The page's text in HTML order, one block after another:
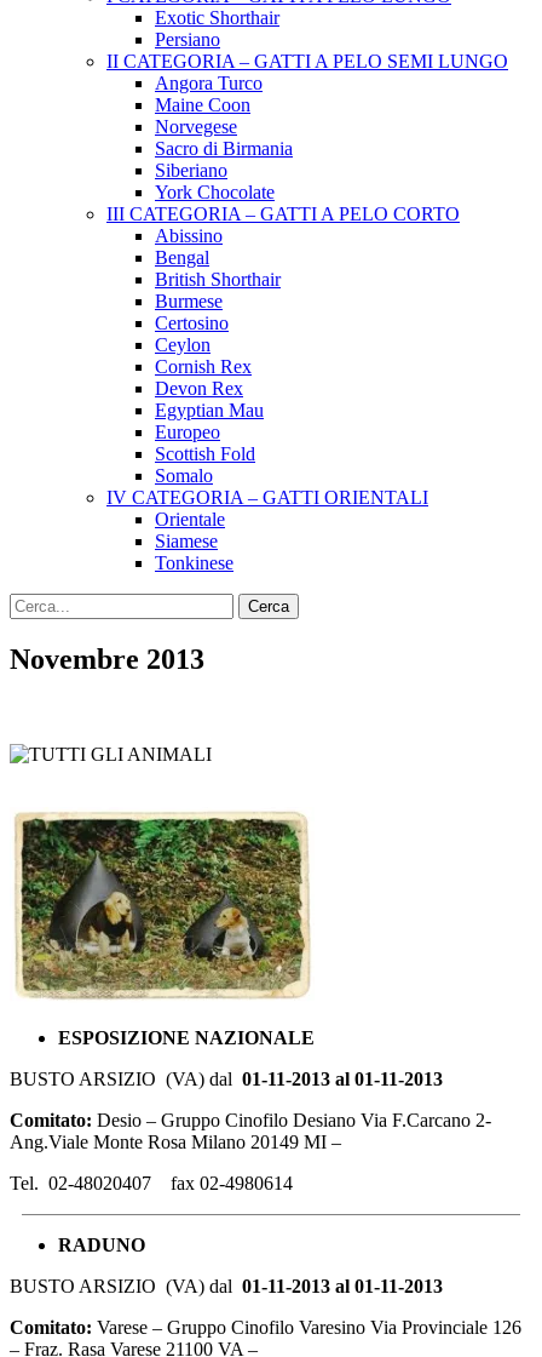
Exotic Shorthair
Persiano
II CATEGORIA – GATTI A PELO SEMI LUNGO
Angora Turco
Maine Coon
Norvegese
Sacro di Birmania
Siberiano
York Chocolate
III CATEGORIA – GATTI A PELO CORTO
Abissino
Bengal
British Shorthair
Burmese
Certosino
Ceylon
Cornish Rex
Devon Rex
Egyptian Mau
Europeo
Scottish Fold
Somalo
IV CATEGORIA – GATTI ORIENTALI
Orientale
Siamese
Tonkinese
Novembre 2013
ESPOSIZIONE NAZIONALE
BUSTO ARSIZIO (VA) dal 01-11-2013 al 01-11-2013
Comitato: Desio – Gruppo Cinofilo Desiano Via F.Carcano 2-
Ang.Viale Monte Rosa Milano 20149 MI –
Tel. 02-48020407 fax 02-4980614
RADUNO
BUSTO ARSIZIO (VA) dal 01-11-2013 al 01-11-2013
Comitato: Varese – Gruppo Cinofilo Varesino Via Provinciale 126
– Fraz. Rasa Varese 21100 VA –